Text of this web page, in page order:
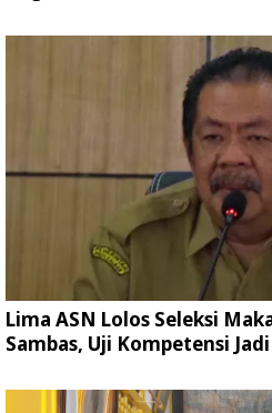
Lima ASN Lolos Seleksi
Sambas, Uji Kompetensi